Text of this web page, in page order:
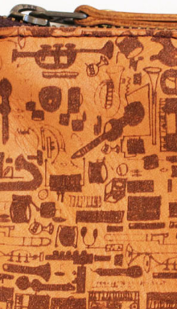
Artists
Exhibitions
Projects
Goods
Media
Access
Link
Facebook